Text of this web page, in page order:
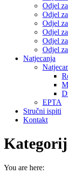
Odjel
Odjel
Odjel
Odjel
Odjel
Odjel
Natjecanja
EPTA
Stručni ispiti
Kontakt
You are here: